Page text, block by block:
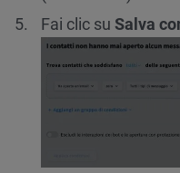
Fai clic su Salva